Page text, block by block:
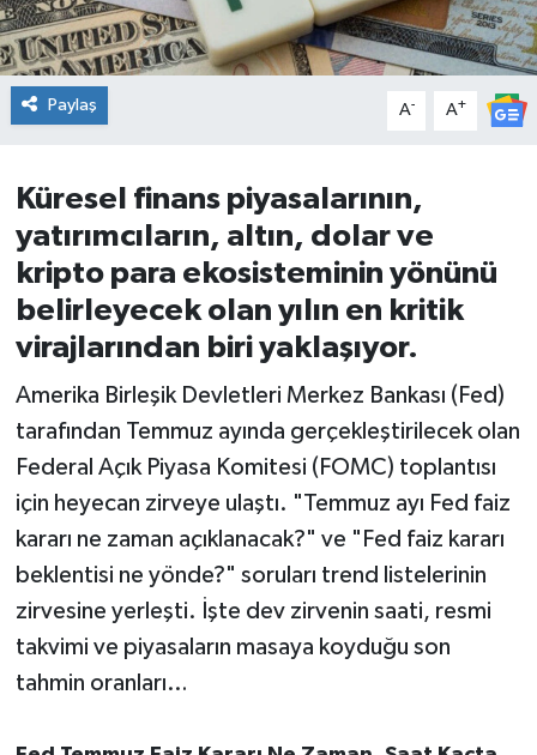
Paylaş A- A+
Küresel finans piyasalarının,
yatırımcıların, altın, dolar ve
kripto para ekosisteminin yönünü
belirleyecek olan yılın en kritik
virajlarından biri yaklaşıyor.
Amerika Birleşik Devletleri Merkez Bankası (Fed)
tarafından Temmuz ayında gerçekleştirilecek olan
Federal Açık Piyasa Komitesi (FOMC) toplantısı
için heyecan zirveye ulaştı. "Temmuz ayı Fed faiz
kararı ne zaman açıklanacak?" ve "Fed faiz kararı
beklentisi ne yönde?" soruları trend listelerinin
zirvesine yerleşti. İşte dev zirvenin saati, resmi
takvimi ve piyasaların masaya koyduğu son
tahmin oranları…
Erdek
Gömeç
Havran
İvrindi
KENT GÜNDEMİ
KÜLTÜR-SANAT
MAGAZİN
MANŞET
Manyas